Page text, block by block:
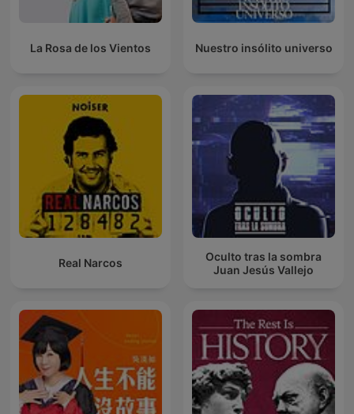
La Rosa de los Vientos Nuestro insólito universo
Real Narcos
Oculto tras la sombra
Juan Jesús Vallejo